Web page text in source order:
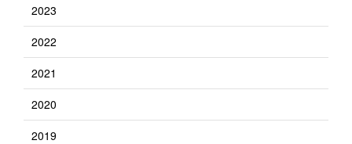
2023
2022
2021
2020
2019